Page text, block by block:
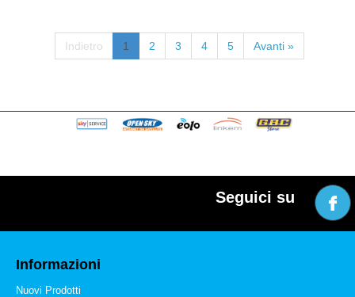
Indietro 1 2 3 4 5 Avanti »
Seguici su
Informazioni
Nuovi Prodotti